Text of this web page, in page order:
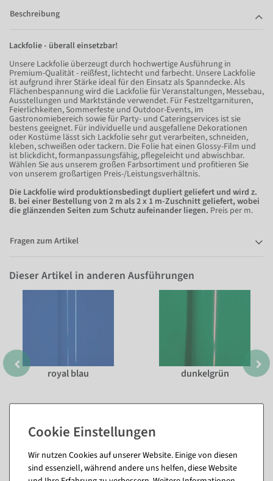
Beschreibung
Lackfolie - überall einsetzbar!
Unsere Lackfolie überzeugt durch hochwertige Ausführung in
Premium-Qualität - reißfest, lichtecht und farbecht. Unsere Lackfolie
ist aufgrund ihrer Stärke ideal für den Einsatz als Spanndecke. Als
Flächenbespannung wird die Lackfolie für Veranstaltungen, Messebau,
Ausstellungen und Marktstände verwendet. Für Festzeltgarnituren,
Feierlichkeiten, Sommerfeste und Outdoor-Events, im
Gastronomiebereich sowie für Party- und Cateringservices ist sie
bestens geeignet. Für individuelle und ausgefallene Dekorationen
oder Kostüme lässt sich Lackfolie sehr gut verarbeiten, schneiden,
kleben, schweißen oder tackern. Die Folie hat einen Glossy-Film und
ist blickdicht, formanpassungsfähig, pflegeleicht und abwischbar.
Wählen Sie aus unserem großen Farbsortiment und profitieren Sie
von unserem großartigen Preis-/Leistungsverhältnis.
Die Lackfolie wird produktionsbedingt dupliert geliefert und wird z.
B. bei einer Bestellung von 2 m als 2 x 1 m-Zuschnitt geliefert, wobei
die glänzenden Seiten zum Schutz aufeinander liegen. Preis per m.
Fragen zum Artikel
Dieser Artikel in anderen Ausführungen
royal blau dunkelgrün
Wir nutzen Cookies auf unserer Website. Einige von diesen
sind essenziell, während andere uns helfen, diese Website